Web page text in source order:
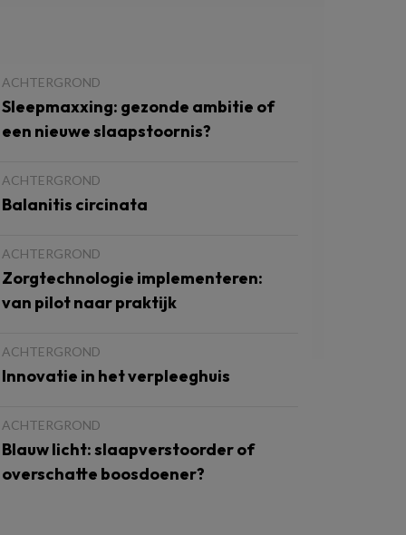
ACHTERGROND
Sleepmaxxing: gezonde ambitie of
een nieuwe slaapstoornis?
ACHTERGROND
Balanitis circinata
ACHTERGROND
Zorgtechnologie implementeren:
van pilot naar praktijk
ACHTERGROND
Innovatie in het verpleeghuis
ACHTERGROND
Blauw licht: slaapverstoorder of
overschatte boosdoener?